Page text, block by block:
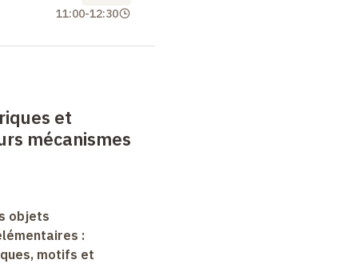
11:00-12:30
et
mécanismes
objets
:
motifs et